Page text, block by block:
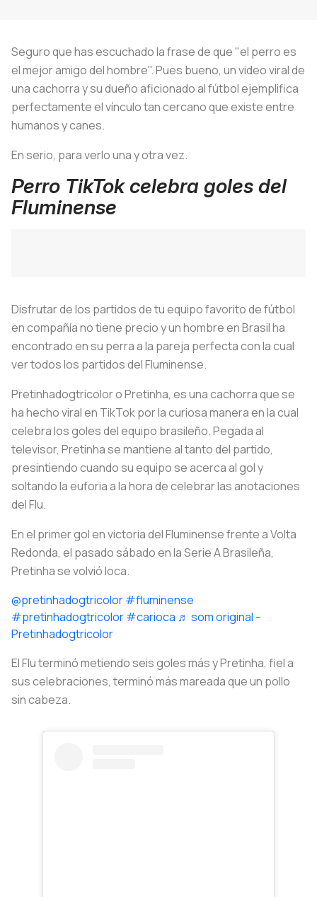
Seguro que has escuchado la frase de que "el perro es
el mejor amigo del hombre". Pues bueno, un video viral de
una cachorra y su dueño aficionado al fútbol ejemplifica
perfectamente el vínculo tan cercano que existe entre
humanos y canes.
En serio, para verlo una y otra vez.
Perro TikTok celebra goles del
Fluminense
Disfrutar de los partidos de tu equipo favorito de fútbol
en compañía no tiene precio y un hombre en Brasil ha
encontrado en su perra a la pareja perfecta con la cual
ver todos los partidos del Fluminense.
Pretinhadogtricolor o Pretinha, es una cachorra que se
ha hecho viral en TikTok por la curiosa manera en la cual
celebra los goles del equipo brasileño. Pegada al
televisor, Pretinha se mantiene al tanto del partido,
presintiendo cuando su equipo se acerca al gol y
soltando la euforia a la hora de celebrar las anotaciones
del Flu.
En el primer gol en victoria del Fluminense frente a Volta
Redonda, el pasado sábado en la Serie A Brasileña,
Pretinha se volvió loca.
@pretinhadogtricolor#fluminense
#pretinhadogtricolor#carioca ♬ som original -
Pretinhadogtricolor
El Flu terminó metiendo seis goles más y Pretinha, fiel a
sus celebraciones, terminó más mareada que un pollo
sin cabeza.